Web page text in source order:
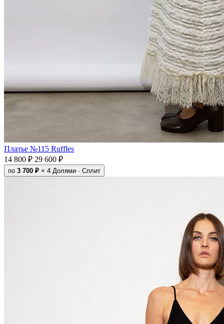
Платье №115 Ruffles
14 800 ₽ 29 600 ₽
по 3 700 ₽ × 4 Долями · Сплит